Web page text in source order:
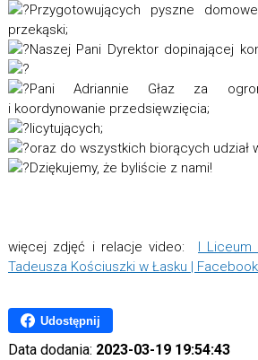
Przygotowujących pyszne
przekąski;
Naszej Pani Dyrektor dopinającej
Pani Adriannie Głaz za
i koordynowanie przedsięwzięcia;
licytujących;
oraz do wszystkich biorących udział
Dziękujemy, że byliście z nami!
więcej zdjęć i relacje video:
I
Tadeusza Kościuszki w Łasku | Facebook
Udostępnij
Data dodania: 2023-03-19 19:54:43